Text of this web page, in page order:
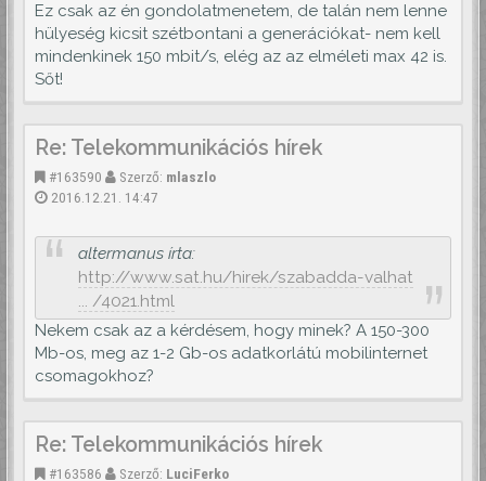
Ez csak az én gondolatmenetem, de talán nem lenne
hülyeség kicsit szétbontani a generációkat- nem kell
mindenkinek 150 mbit/s, elég az az elméleti max 42 is.
Sőt!
Re: Telekommunikációs hírek
#163590 Szerző: mlaszlo
2016.12.21. 14:47
altermanus írta:
http://www.sat.hu/hirek/szabadda-valhat
... /4021.html
Nekem csak az a kérdésem, hogy minek? A 150-300
Mb-os, meg az 1-2 Gb-os adatkorlátú mobilinternet
csomagokhoz?
Re: Telekommunikációs hírek
#163586 Szerző: LuciFerko